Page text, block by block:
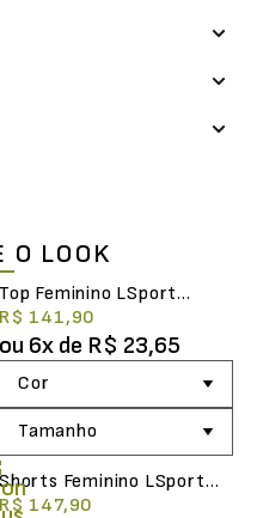
O LOOK
Top Feminino LSport
Bright
R$ 141,90
ou 6x de R$ 23,65
Shorts Feminino LSport
Bright
R$ 147,90